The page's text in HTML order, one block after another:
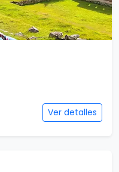
Ver detalles